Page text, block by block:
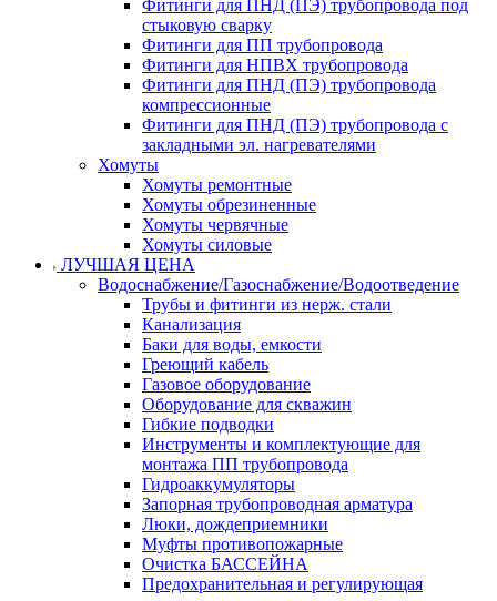
Фитинги для ПНД (ПЭ) трубопровода под
стыковую сварку
Фитинги для ПП трубопровода
Фитинги для НПВХ трубопровода
Фитинги для ПНД (ПЭ) трубопровода
компрессионные
Фитинги для ПНД (ПЭ) трубопровода с
закладными эл. нагревателями
Хомуты
Хомуты ремонтные
Хомуты обрезиненные
Хомуты червячные
Хомуты силовые
ЛУЧШАЯ ЦЕНА
Водоснабжение/Газоснабжение/Водоотведение
Трубы и фитинги из нерж. стали
Канализация
Баки для воды, емкости
Греющий кабель
Газовое оборудование
Оборудование для скважин
Гибкие подводки
Инструменты и комплектующие для
монтажа ПП трубопровода
Гидроаккумуляторы
Запорная трубопроводная арматура
Люки, дождеприемники
Муфты противопожарные
Очистка БАССЕЙНА
Предохранительная и регулирующая